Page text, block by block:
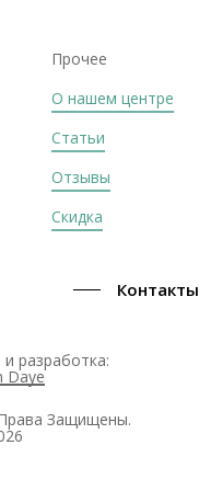
Прочее
О нашем центре
Статьи
Отзывы
Скидка
Контакты
разработка:
Daye
Защищены.